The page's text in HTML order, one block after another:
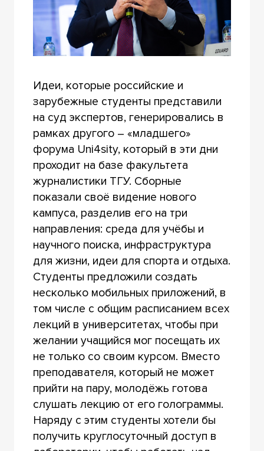
Идеи, которые российские и
зарубежные студенты представили
на суд экспертов, генерировались в
рамках другого – «младшего»
форума Uni4sity, который в эти дни
проходит на базе факультета
журналистики ТГУ. Сборные
показали своё видение нового
кампуса, разделив его на три
направления: среда для учёбы и
научного поиска, инфраструктура
для жизни, идеи для спорта и отдыха.
Студенты предложили создать
несколько мобильных приложений, в
том числе с общим расписанием всех
лекций в университетах, чтобы при
желании учащийся мог посещать их
не только со своим курсом. Вместо
преподавателя, который не может
прийти на пару, молодёжь готова
слушать лекцию от его голограммы.
Наряду с этим студенты хотели бы
получить круглосуточный доступ в